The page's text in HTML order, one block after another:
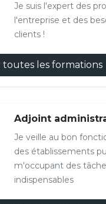
Je suis l'expert des
l'entreprise et des
clients !
toutes les formations
Adjoint
Je veille au bon
des établissements
m'occupant des
indispensables